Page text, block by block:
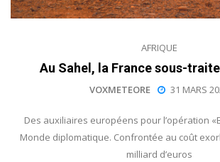
AFRIQUE
Au Sahel, la France sous-
VOXMETEORE 31 MARS
Des auxiliaires européens pour l’opération
Monde diplomatique. Confrontée au coût
milliard d’euros